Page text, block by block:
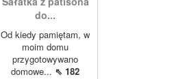
do...
Od kiedy pamiętam, w
moim domu
przygotowywano
domowe... ⇖ 182